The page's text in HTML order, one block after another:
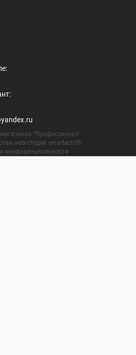
“Профессионал”
web-студей smartech76
конфиденциальности